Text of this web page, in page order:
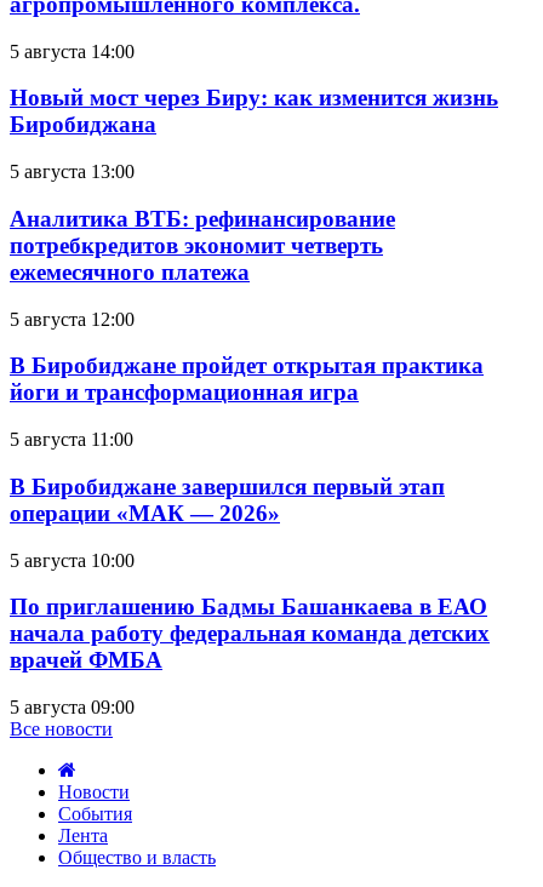
5 августа 14:00
Новый мост через Биру: как изменится жизнь
Биробиджана
5 августа 13:00
Аналитика ВТБ: рефинансирование
потребкредитов экономит четверть
ежемесячного платежа
5 августа 12:00
В Биробиджане пройдет открытая практика
йоги и трансформационная игра
5 августа 11:00
В Биробиджане завершился первый этап
операции «МАК — 2026»
5 августа 10:00
По приглашению Бадмы Башанкаева в ЕАО
начала работу федеральная команда детских
врачей ФМБА
5 августа 09:00
Все новости
Новости
События
Лента
Общество и власть